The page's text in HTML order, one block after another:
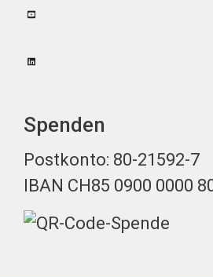
Spenden
Postkonto: 80-21592-7
IBAN CH85 0900 0000